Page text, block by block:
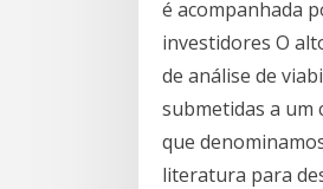
é acompanhada
investidores O
de análise de
submetidas a um
que
literatura para